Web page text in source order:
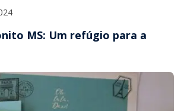
MS: Um refúgio para a